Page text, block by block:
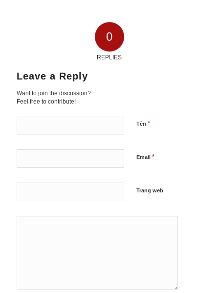
0
REPLIES
Leave a Reply
Want to join the discussion?
Feel free to contribute!
Tên *
Email *
Trang web